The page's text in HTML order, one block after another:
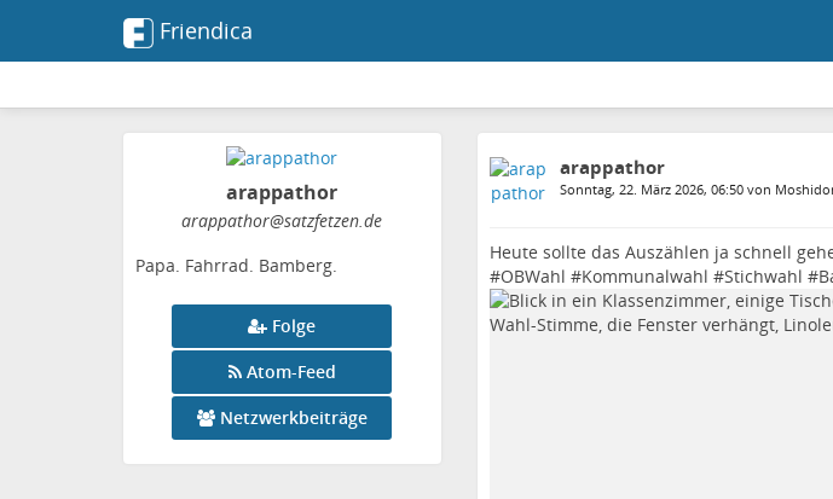
Friendica
arappathor
arappathor@satzfetzen.de
Papa. Fahrrad. Bamberg.
Folge
Atom-Feed
Netzwerkbeiträge
arappathor
Sonntag, 22. März 2026, 06:50 von
Heute sollte das Auszählen ja schnell
#OBWahl #Kommunalwahl #Stichwahl #